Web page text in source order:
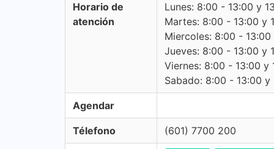
Horario de
atención
Lunes: 8:00 - 13:00 y
Martes: 8:00 - 13:00 y
Miercoles: 8:00 -
Jueves: 8:00 - 13:00 y
Viernes: 8:00 - 13:00 y
Sabado: 8:00 - 13:00
Agendar
Télefono (601) 7700 200